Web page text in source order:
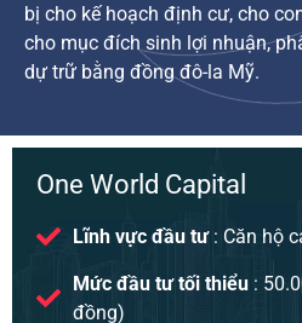
bị cho kế hoạch định cư, cho
cho mục đích sinh lợi nhuận,
dự trữ bằng đồng đô-la Mỹ.
One World Capital
Lĩnh vực đầu tư: Căn hộ
Mức đầu tư tối thiểu :
đồng)